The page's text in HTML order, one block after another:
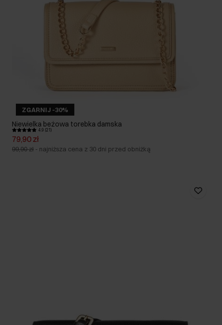
ZGARNIJ -30%
Niewielka beżowa torebka damska
4.9 (21)
79,90 zł
99,90 zł - najniższa cena z 30 dni przed obniżką